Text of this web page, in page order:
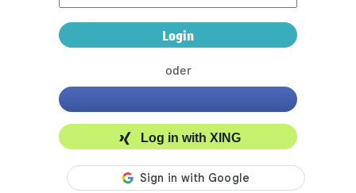
oder
Log in with XING